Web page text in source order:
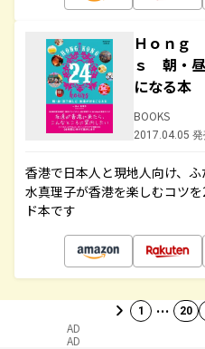
Ｈｏｎ
ｓ 朝・昼
になる本
BOOKS
2017.04.05
香港で日本人と現地人向け、
水真理子が香港を楽しむコツ
ド本です
1 … 20
AD
AD